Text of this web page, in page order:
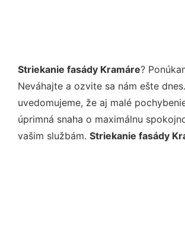
Striekanie fasády Kramáre?
Neváhajte a ozvite sa nám ešte
uvedomujeme, že aj malé
úprimná snaha o maximálnu
vašim službám. Striekanie fasády